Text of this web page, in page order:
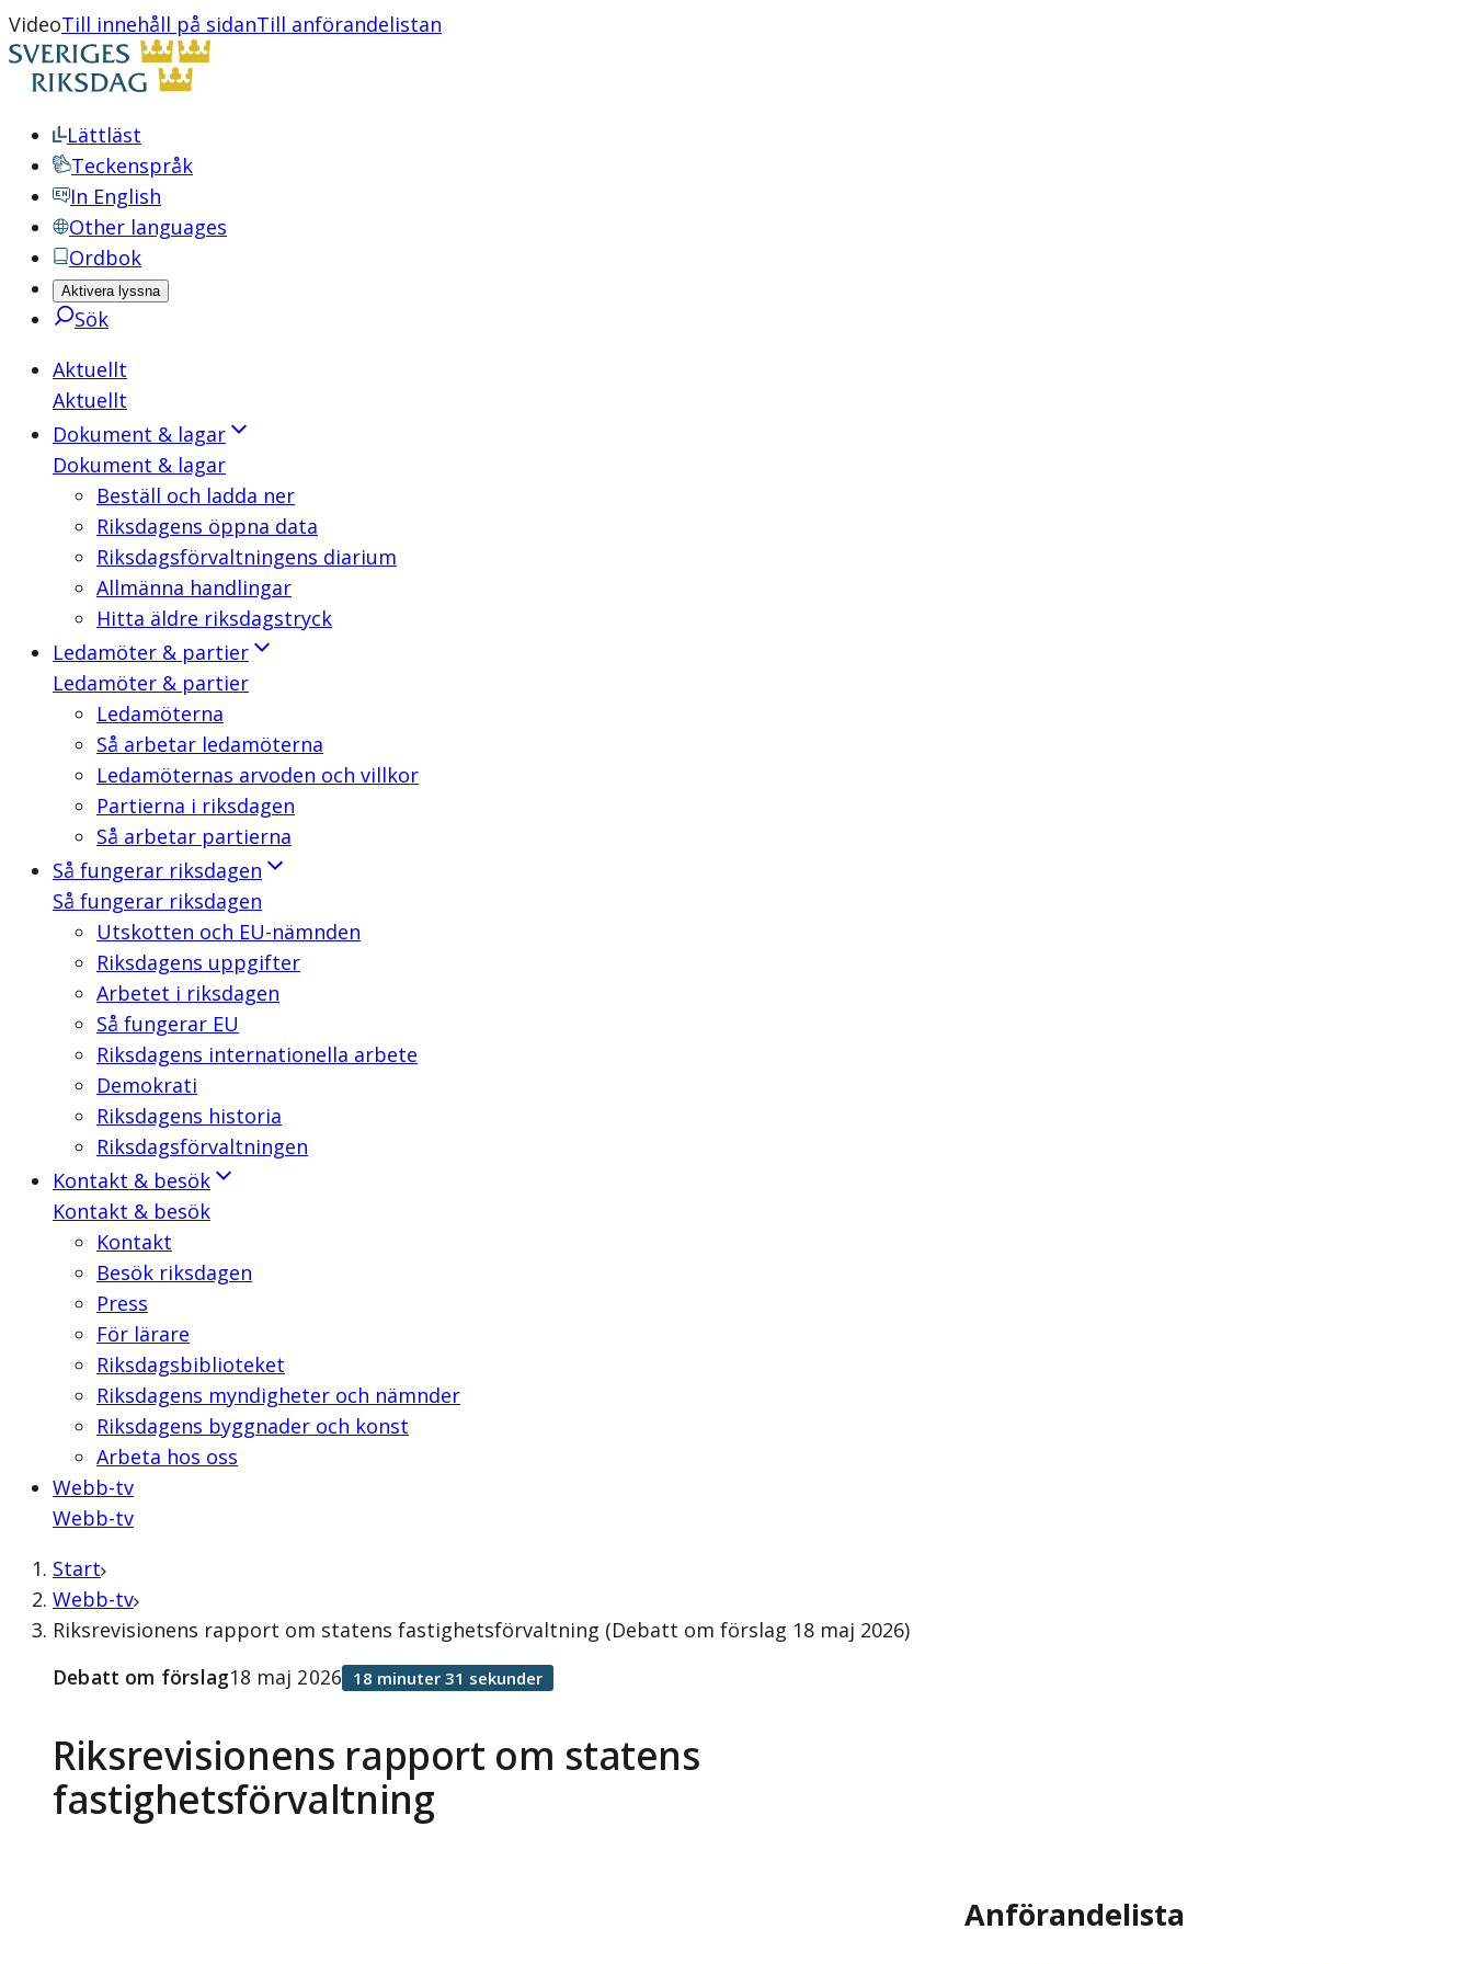
VideoTill innehåll på sidanTill anförandelistan
Lättläst
Teckenspråk
In English
Other languages
Ordbok
Aktivera lyssna
Sök
Aktuellt
Aktuellt
Dokument & lagar
Dokument & lagar
Beställ och ladda ner
Riksdagens öppna data
Riksdagsförvaltningens diarium
Allmänna handlingar
Hitta äldre riksdagstryck
Ledamöter & partier
Ledamöter & partier
Ledamöterna
Så arbetar ledamöterna
Ledamöternas arvoden och villkor
Partierna i riksdagen
Så arbetar partierna
Så fungerar riksdagen
Så fungerar riksdagen
Utskotten och EU-nämnden
Riksdagens uppgifter
Arbetet i riksdagen
Så fungerar EU
Riksdagens internationella arbete
Demokrati
Riksdagens historia
Riksdagsförvaltningen
Kontakt & besök
Kontakt & besök
Kontakt
Besök riksdagen
Press
För lärare
Riksdagsbiblioteket
Riksdagens myndigheter och nämnder
Riksdagens byggnader och konst
Arbeta hos oss
Webb-tv
Webb-tv
Start
Webb-tv
Riksrevisionens rapport om statens fastighetsförvaltning (Debatt om förslag 18 maj 2026)
Riksrevisionens rapport om statens
fastighetsförvaltning
Debatt om förslag18 maj 2026 18 minuter 31 sekunder
Anförandelista